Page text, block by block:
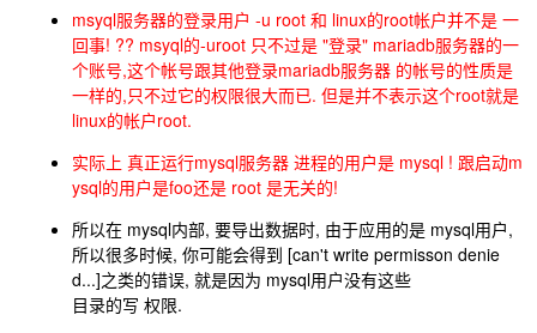
msyql服务器的登录用户 -u root 和 linux的root帐户并不是 一
回事! ?? msyql的-uroot 只不过是 "登录" mariadb服务器的一
个账号,这个帐号跟其他登录mariadb服务器 的帐号的性质是
一样的,只不过它的权限很大而已. 但是并不表示这个root就是
linux的帐户root.
实际上 真正运行mysql服务器 进程的用户是 mysql ! 跟启动m
ysql的用户是foo还是 root 是无关的!
所以在 mysql内部, 要导出数据时, 由于应用的是 mysql用户,
所以很多时候, 你可能会得到 [can't write permisson denie
d...]之类的错误, 就是因为 mysql用户没有这些
目录的写 权限.